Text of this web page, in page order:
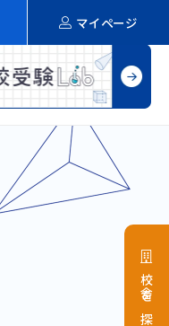
マイページ
校舎を探す